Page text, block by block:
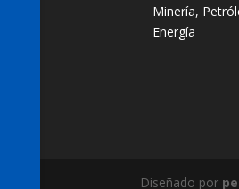
Minería,
Energía
Diseñado por